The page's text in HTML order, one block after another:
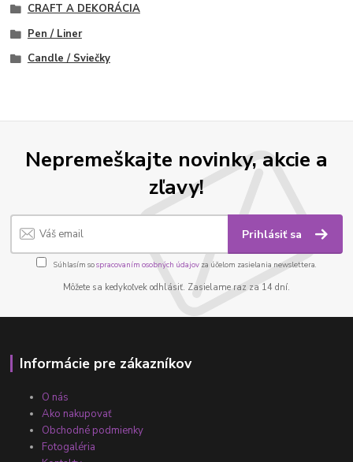
CRAFT A DEKORÁCIA
Pen / Liner
Candle / Sviečky
Nepremeškajte novinky, akcie a
zľavy!
Prihlásiť sa
Súhlasím sospracovaním osobných údajov za účelom zasielania newslettera.
Môžete sa kedykoľvek odhlásiť. Zasielame raz za 14 dní.
Informácie pre zákazníkov
O nás
Ako nakupovať
Obchodné podmienky
Fotogaléria